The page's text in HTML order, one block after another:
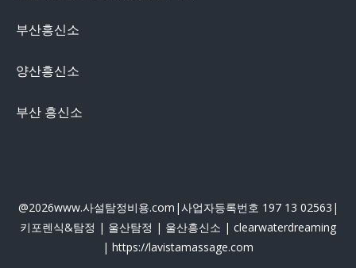
부산흥신소
양산흥신소
부산 흥신소
@2026www.사설탐정비용.com|사업자등록번호 197 13 02563|
키포렌식&탐정 | 울산탐정 | 울산흥신소 | clearwaterdreaming
| https://lavistamassage.com